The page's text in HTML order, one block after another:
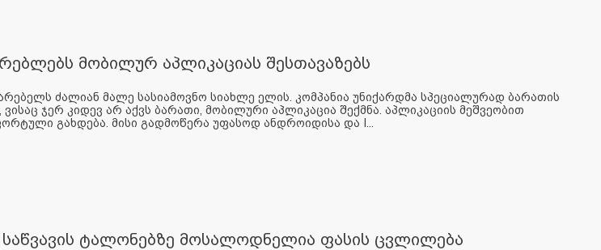
მობილურ აპლიკაციას შესთავაზებს
ძალიან მალე სასიამოვნო სიახლე ელის. კომპანია უნიქარდმა სპეციალურად ბარათის
ჯერ კიდევ არ აქვს ბარათი, მობილური აპლიკაცია შექმნა. აპლიკაციის მეშვეობით
გახდება. მისი გადმოწერა უფასოდ ანდროიდისა და I...
ტალონებზე მოსალოდნელია ფასის ცვლილება